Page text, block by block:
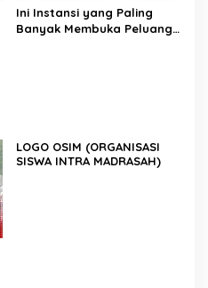
Ini Instansi yang Paling
Banyak Membuka Peluang
LOGO OSIM (ORGANISASI
SISWA INTRA MADRASAH)